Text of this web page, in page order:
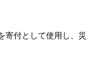
寄付として使用し、災